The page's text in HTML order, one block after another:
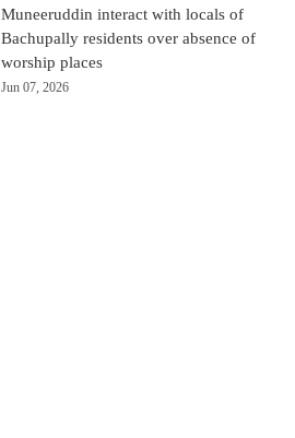
Muneeruddin interact with locals of
Bachupally residents over absence of
worship places
Jun 07, 2026